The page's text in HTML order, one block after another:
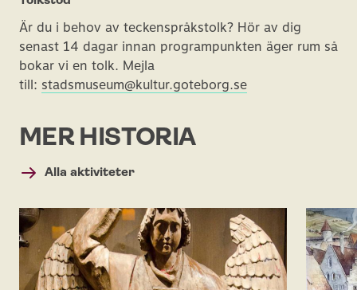
Är du i behov av teckenspråkstolk? Hör av dig
senast 14 dagar innan programpunkten äger rum så
bokar vi en tolk. Mejla
till: stadsmuseum@kultur.goteborg.se
MER HISTORIA
Alla aktiviteter